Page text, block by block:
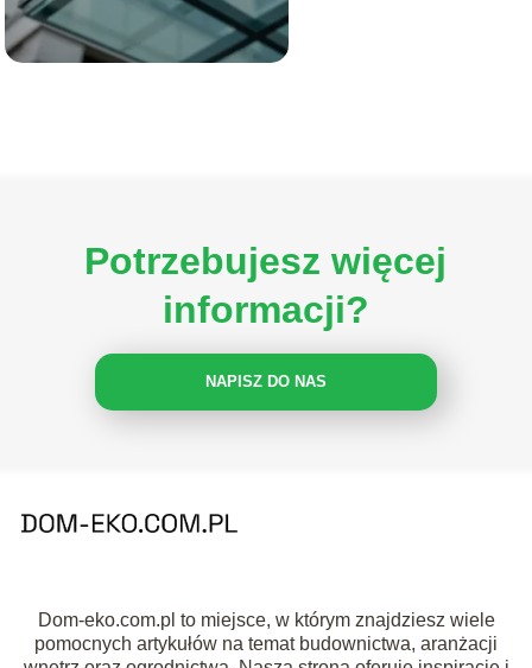
Potrzebujesz więcej
informacji?
NAPISZ DO NAS
Dom-eko.com.pl to miejsce, w którym znajdziesz wiele
pomocnych artykułów na temat budownictwa, aranżacji